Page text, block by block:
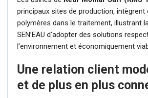
principaux sites de production, intègrent
polymères dans le traitement, illustrant
SEN’EAU d’adopter des solutions
l’environnement et économiquement
Une relation client
et de plus en plus